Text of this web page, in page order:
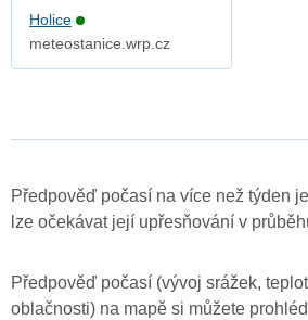
Holice
meteostanice.wrp.cz
Předpověď počasí na více než týden
lze očekávat její upřesňování v
Předpověď počasí (vývoj srážek,
oblačnosti) na mapě si můžete